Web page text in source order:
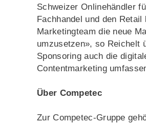
Schweizer Onlinehändler
Fachhandel und den
Marketingteam die neue
umzusetzen», so Reichelt
Sponsoring auch die
Contentmarketing
Über Competec
Zur Competec-Gruppe